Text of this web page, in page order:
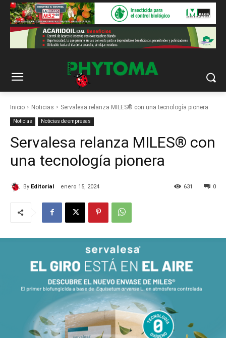
Inicio Noticias Servalesa relanza MILES® con una tecnología pionera
Noticias Noticias de empresas
Servalesa relanza MILES® con
una tecnología pionera
By Editorial enero 15, 2024 0
631